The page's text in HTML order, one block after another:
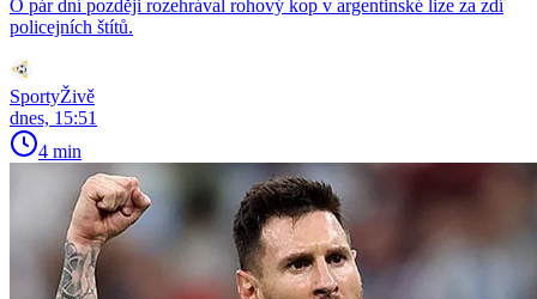
O pár dní později rozehrával rohový kop v argentinské lize za zdí
policejních štítů.
SportyŽivě
dnes, 15:51
4 min